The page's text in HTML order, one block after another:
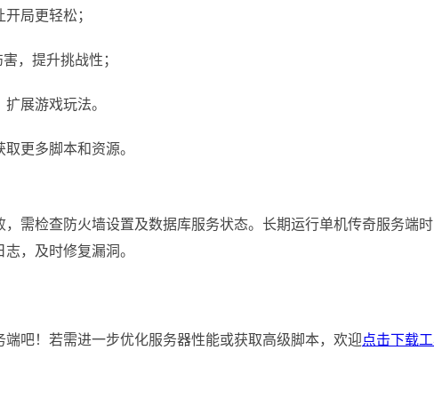
局更轻松；
，提升挑战性；
展游戏玩法。
更多脚本和资源。
需检查防火墙设置及数据库服务状态。长期运行单机传奇服务端
，及时修复漏洞。
吧！若需进一步优化服务器性能或获取高级脚本，欢迎点击下载